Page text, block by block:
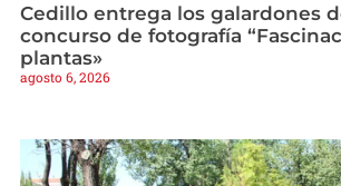
Cedillo entrega los galardones
concurso de fotografía
plantas»
agosto 6, 2026